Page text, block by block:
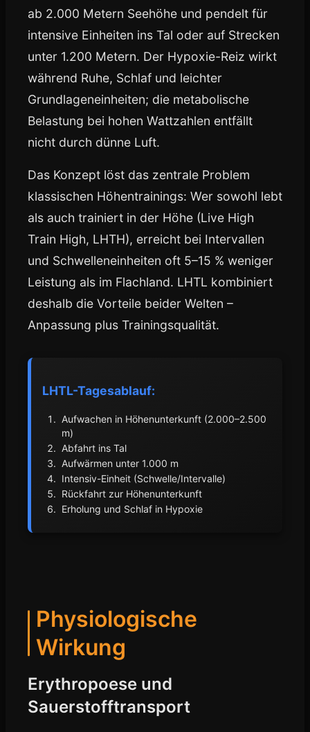
ab 2.000 Metern Seehöhe und pendelt für
intensive Einheiten ins Tal oder auf Strecken
unter 1.200 Metern. Der Hypoxie-Reiz wirkt
während Ruhe, Schlaf und leichter
Grundlageneinheiten; die metabolische
Belastung bei hohen Wattzahlen entfällt
nicht durch dünne Luft.
Das Konzept löst das zentrale Problem
klassischen Höhentrainings: Wer sowohl lebt
als auch trainiert in der Höhe (Live High
Train High, LHTH), erreicht bei Intervallen
und Schwelleneinheiten oft 5–15 % weniger
Leistung als im Flachland. LHTL kombiniert
deshalb die Vorteile beider Welten –
Anpassung plus Trainingsqualität.
LHTL-Tagesablauf:
Aufwachen in Höhenunterkunft (2.000–2.500
m)
Abfahrt ins Tal
Aufwärmen unter 1.000 m
Intensiv-Einheit (Schwelle/Intervalle)
Rückfahrt zur Höhenunterkunft
Erholung und Schlaf in Hypoxie
Physiologische
Wirkung
Erythropoese und
Sauerstofftransport